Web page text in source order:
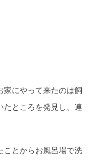
家にやって来たのは飼
たところを発見し、連
ことからお風呂場で洗